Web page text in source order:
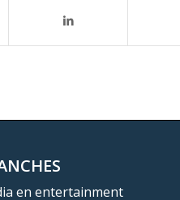
en entertainment